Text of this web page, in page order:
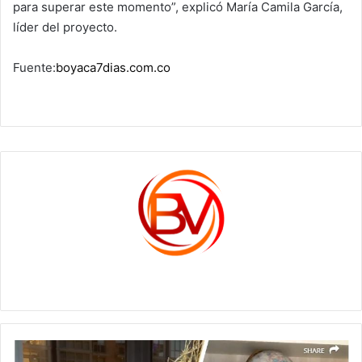
para superar este momento”, explicó María Camila García,
líder del proyecto.
Fuente:boyaca7dias.com.co